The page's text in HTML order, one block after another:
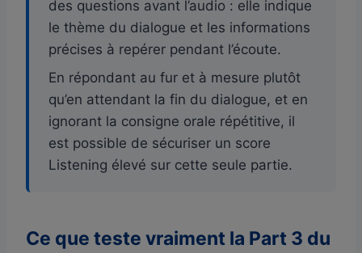
des questions avant l’audio : elle indique
le thème du dialogue et les informations
précises à repérer pendant l’écoute.
En répondant au fur et à mesure plutôt
qu’en attendant la fin du dialogue, et en
ignorant la consigne orale répétitive, il
est possible de sécuriser un score
Listening élevé sur cette seule partie.
Ce que teste vraiment la Part 3 du